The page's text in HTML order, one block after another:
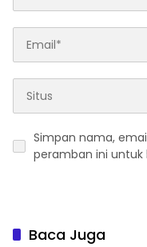
Simpan nama,
peramban ini untuk
Baca Juga